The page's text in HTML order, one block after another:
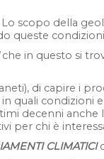
scopo della
queste
in questo si
di capire i
quali condizioni
decenni anche
chi è
CLIMATICI